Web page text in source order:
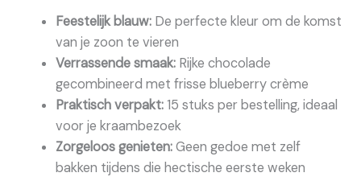
Feestelijk blauw: De perfecte kleur om de komst
van je zoon te vieren
Verrassende smaak: Rijke chocolade
gecombineerd met frisse blueberry crème
Praktisch verpakt:15 stuks per bestelling, ideaal
voor je kraambezoek
Zorgeloos genieten:Geen gedoe met zelf
bakken tijdens die hectische eerste weken